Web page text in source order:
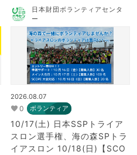
日本財団ボランティアセンタ
ー
2026.08.07
0 ボランティア
10/17(土) 日本SSPトライア
スロン選手権、海の森SPトラ
イアスロン 10/18(日)【SCO